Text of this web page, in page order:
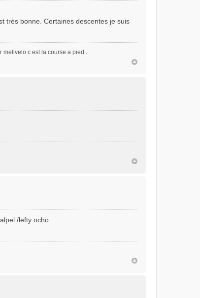
très bonne. Certaines descentes je suis
melivelo c est la course a pied .
/lefty ocho